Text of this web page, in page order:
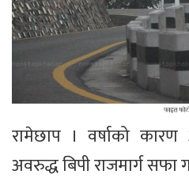
रामेछाप । वर्षाको
अवरुद्ध बिपी राजमार्ग